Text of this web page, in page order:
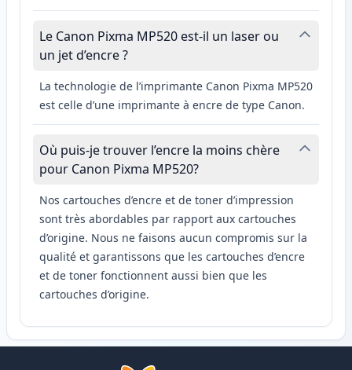
Le Canon Pixma MP520 est-il un laser ou
un jet d’encre ?
La technologie de l’imprimante Canon Pixma MP520
est celle d’une imprimante à encre de type Canon.
Où puis-je trouver l’encre la moins chère
pour Canon Pixma MP520?
Nos cartouches d’encre et de toner d’impression
sont très abordables par rapport aux cartouches
d’origine. Nous ne faisons aucun compromis sur la
qualité et garantissons que les cartouches d’encre
et de toner fonctionnent aussi bien que les
cartouches d’origine.